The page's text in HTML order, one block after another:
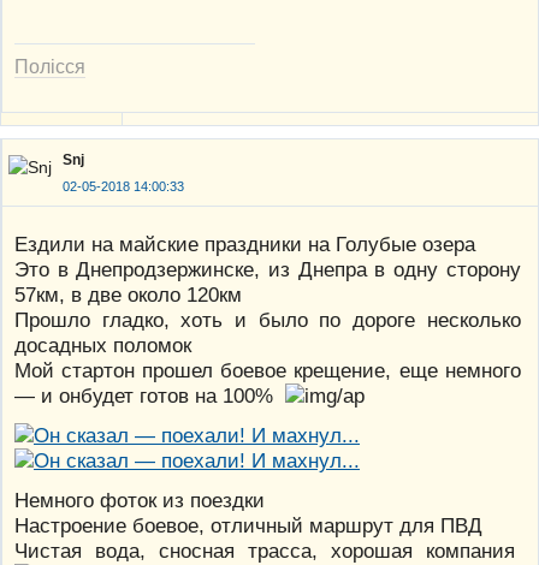
Полісся
Snj
02-05-2018 14:00:33
Ездили на майские праздники на Голубые озера
Это в Днепродзержинске, из Днепра в одну сторону
57км, в две около 120км
Прошло гладко, хоть и было по дороге несколько
досадных поломок
Мой стартон прошел боевое крещение, еще немного
— и онбудет готов на 100%
Немного фоток из поездки
Настроение боевое, отличный маршрут для ПВД
Чистая вода, сносная трасса, хорошая компания